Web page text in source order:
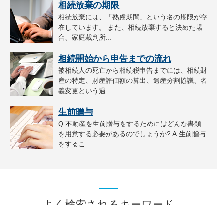
相続放棄の期限
相続放棄には、「熟慮期間」という名の期限が存
在しています。 また、相続放棄すると決めた場
合、家庭裁判所...
相続開始から申告までの流れ
被相続人の死亡から相続税申告までには、相続財
産の特定、財産評価額の算出、遺産分割協議、名
義変更という過...
生前贈与
Q.不動産を生前贈与をするためにはどんな書類
を用意する必要があるのでしょうか? A.生前贈与
をするこ...